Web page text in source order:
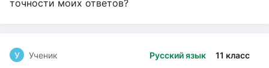
точности моих ответов?
Русский язык 11 класс
У Ученик